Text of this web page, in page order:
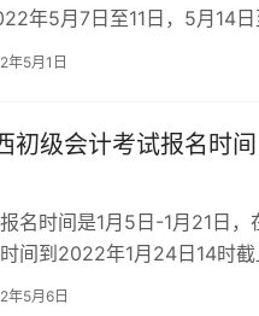
计师。注会考试是全国统
比国内考试多两种，由于
也不可修改。注会是国考
在地考试，现在是备考
年5月7日至11日，5月14
年…
年5月1日
初级会计考试报名时
名时间是1月5日-1月21日
间到2022年1月24日14时
育部门认可的…
年5月6日